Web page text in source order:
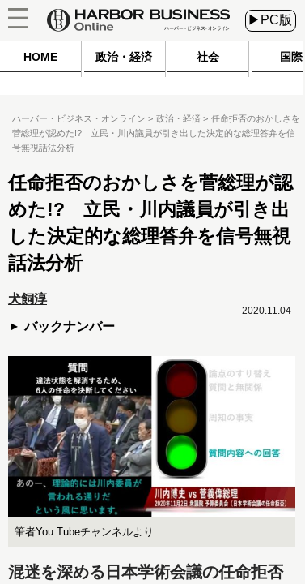
▶PC版
HOME 政治・経済 社会 国際
ハーバー・ビジネス・オンライン 政治・経済
任命拒否のおかしさを
菅総理が認めた!? 立民・川内議員が引き出した決定的な総理答弁を信
号無視話法分析
任命拒否のおかしさを菅総理が認
めた!? 立民・川内議員が引き出
した決定的な総理答弁を信号無視
話法分析
犬飼淳
バックナンバー
2020.11.04
筆者You Tubeチャンネルより
混迷を深める日本学術会議の任命拒否